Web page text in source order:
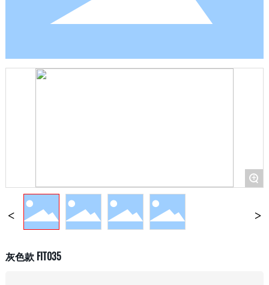
+
灰色款 FIT035